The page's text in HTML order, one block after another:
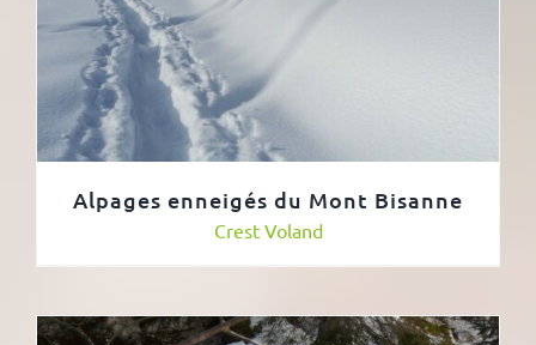
Alpages enneigés du Mont Bisanne
Crest Voland